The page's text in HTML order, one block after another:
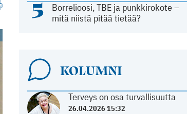
5
Borrelioosi, TBE ja punkkirokote –
mitä niistä pitää tietää?
KOLUMNI
Terveys on osa turvallisuutta
26.04.2026 15:32